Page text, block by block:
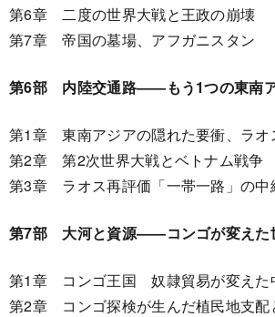
第6章 二度の世界大戦と王政の崩壊
第7章 帝国の墓場、アフガニスタン
第6部 内陸交通路――もう1つの東南
第1章 東南アジアの隠れた要衝、ラオ
第2章 第2次世界大戦とベトナム戦争
第3章 ラオス再評価「一帯一路」の中
第7部 大河と資源――コンゴが変えた
第1章 コンゴ王国 奴隷貿易が変えた
第2章 コンゴ探検が生んだ植民地支配